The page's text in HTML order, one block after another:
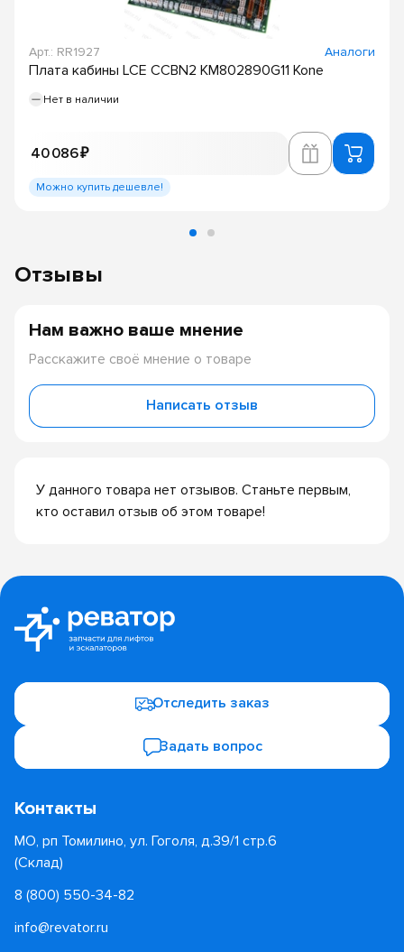
Арт.: RR1927 Аналоги
Плата кабины LCE CCBN2 KM802890G11 Kone
Нет в наличии
40 086 ₽
Можно купить дешевле!
Отзывы
У данного товара нет отзывов. Станьте первым,
кто оставил отзыв об этом товаре!
Нам важно ваше мнение
Расскажите своё мнение о товаре
Написать отзыв
Отследить заказ
Задать вопрос
Контакты
МО, рп Томилино, ул. Гоголя, д.39/1 стр.6
(Склад)
8 (800) 550-34-82
info@revator.ru